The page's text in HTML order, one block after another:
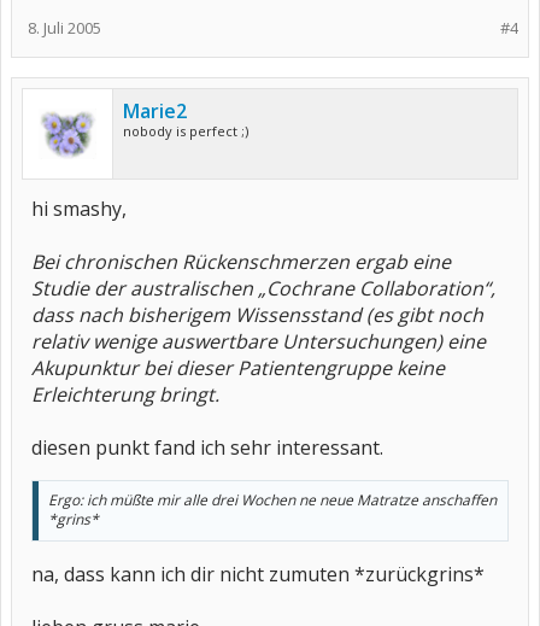
#4
8. Juli 2005
Marie2
nobody is perfect ;)
hi smashy,
Bei chronischen Rückenschmerzen ergab eine
Studie der australischen „Cochrane Collaboration“,
dass nach bisherigem Wissensstand (es gibt noch
relativ wenige auswertbare Untersuchungen) eine
Akupunktur bei dieser Patientengruppe keine
Erleichterung bringt.
diesen punkt fand ich sehr interessant.
Ergo: ich müßte mir alle drei Wochen ne neue Matratze anschaffen
*grins*
na, dass kann ich dir nicht zumuten *zurückgrins*